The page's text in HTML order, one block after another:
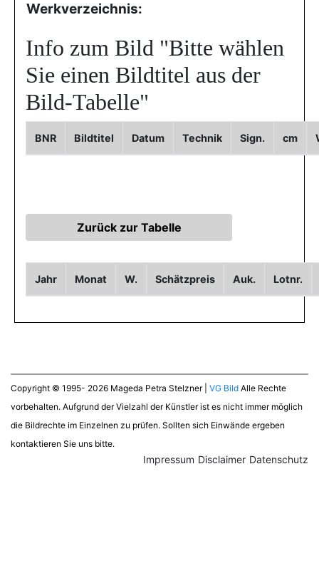
Werkverzeichnis:
Info zum Bild "Bitte wählen
Sie einen Bildtitel aus der
Bild-Tabelle"
BNR Bildtitel Datum Technik Sign. cm
Jahr Monat W. Schätzpreis Auk. Lotnr.
Copyright © 1995- 2026 Mageda Petra Stelzner | VG Bild Alle Rechte
vorbehalten. Aufgrund der Vielzahl der Künstler ist es nicht immer möglich
die Bildrechte im Einzelnen zu prüfen. Sollten sich Einwände ergeben
kontaktieren Sie uns bitte.
Datenschutz
Disclaimer
Impressum